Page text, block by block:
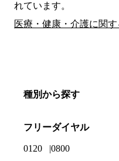
れています。
医療・健康・介護に関
種別から探す
フリーダイヤル
0120 0800